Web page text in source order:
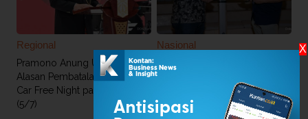
Regional
Pramono Anung Ungkap
Alasan Pembatalan Uji Coba
Car Free Night pada Sabtu
(5/7)
Nasional
Anak BUMN Ini Ditunjuk untuk
Membuat Sistem Pajak Digital,
DJP Jelaskan Alasannya!
X